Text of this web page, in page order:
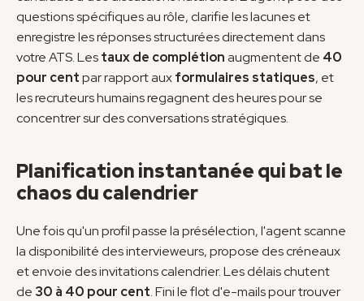
questions spécifiques au rôle, clarifie les lacunes et
enregistre les réponses structurées directement dans
votre ATS. Les taux de complétion augmentent de 40
pour cent par rapport aux formulaires statiques, et
les recruteurs humains regagnent des heures pour se
concentrer sur des conversations stratégiques.
Planification instantanée qui bat le
chaos du calendrier
Une fois qu'un profil passe la présélection, l'agent scanne
la disponibilité des intervieweurs, propose des créneaux
et envoie des invitations calendrier. Les délais chutent
de 30 à 40 pour cent. Fini le flot d'e-mails pour trouver